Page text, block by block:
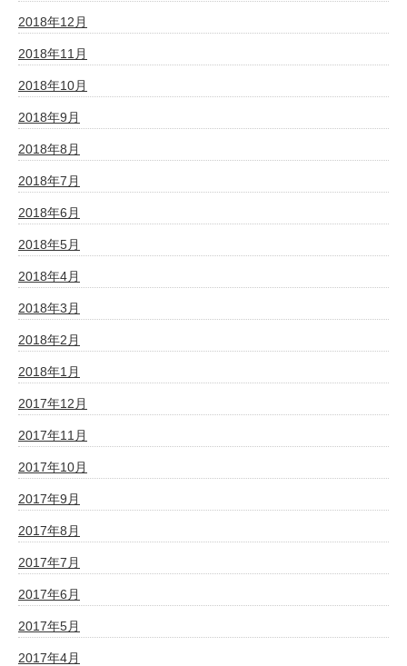
2018年12月
2018年11月
2018年10月
2018年9月
2018年8月
2018年7月
2018年6月
2018年5月
2018年4月
2018年3月
2018年2月
2018年1月
2017年12月
2017年11月
2017年10月
2017年9月
2017年8月
2017年7月
2017年6月
2017年5月
2017年4月